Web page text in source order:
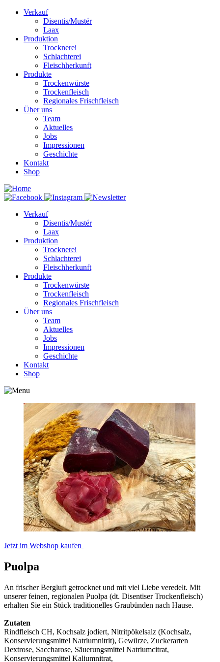
Verkauf
Disentis/Mustér
Laax
Produktion
Trocknerei
Schlachterei
Fleischherkunft
Produkte
Trockenwürste
Trockenfleisch
Regionales Frischfleisch
Über uns
Team
Aktuelles
Jobs
Impressionen
Geschichte
Kontakt
Shop
Verkauf
Disentis/Mustér
Laax
Produktion
Trocknerei
Schlachterei
Fleischherkunft
Produkte
Trockenwürste
Trockenfleisch
Regionales Frischfleisch
Über uns
Team
Aktuelles
Jobs
Impressionen
Geschichte
Kontakt
Shop
Jetzt im Webshop kaufen
Puolpa
An frischer Bergluft getrocknet und mit viel Liebe veredelt. Mit
unserer feinen, regionalen Puolpa (dt. Disentiser Trockenfleisch)
erhalten Sie ein Stück traditionelles Graubünden nach Hause.
Zutaten
Rindfleisch CH, Kochsalz jodiert, Nitritpökelsalz (Kochsalz,
Konservierungsmittel Natriumnitrit), Gewürze, Zuckerarten
Dextrose, Saccharose, Säuerungsmittel Natriumcitrat,
Konservierungsmittel Kaliumnitrat,